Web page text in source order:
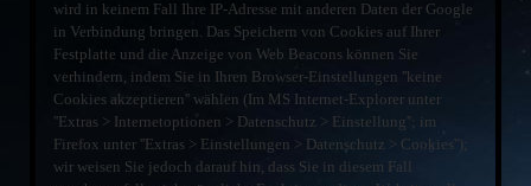
wird in keinem Fall Ihre IP-Adresse mit anderen Daten der Google
in Verbindung bringen. Das Speichern von Cookies auf Ihrer
Festplatte und die Anzeige von Web Beacons können Sie
verhindern, indem Sie in Ihren Browser-Einstellungen ''keine
Cookies akzeptieren'' wählen (Im MS Internet-Explorer unter
''Extras > Internetoptionen > Datenschutz > Einstellung''; im
Firefox unter ''Extras > Einstellungen > Datenschutz > Cookies'');
wir weisen Sie jedoch darauf hin, dass Sie in diesem Fall